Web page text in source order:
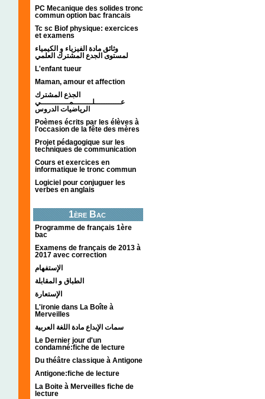
PC Mecanique des solides tronc
commun option bac francais
Tc sc Biof physique: exercices
et examens
وثائق مادة الفيزياء و الكيمياء
L'enfant tueur
Maman, amour et affection
الجذع المشترك
عـــــــــــلــــــــمــــــــــــي
الرياضيات الدروس
Poèmes écrits par les élèves à
l'occasion de la fête des mères
Projet pédagogique sur les
techniques de communication
Cours et exercices en
informatique le tronc commun
Logiciel pour conjuguer les
verbes en anglais
1ère Bac
Programme de français 1ère
bac
Examens de français de 2013 à
2017 avec correction
الإستفهام
الطباق و المقابلة
الإستعارة
L'ironie dans La Boîte à
Merveilles
سمات الإبداع مادة اللغة العربية
Le Dernier jour d'un
condamné:fiche de lecture
Du théâtre classique à Antigone
Antigone:fiche de lecture
La Boite à Merveilles fiche de
lecture